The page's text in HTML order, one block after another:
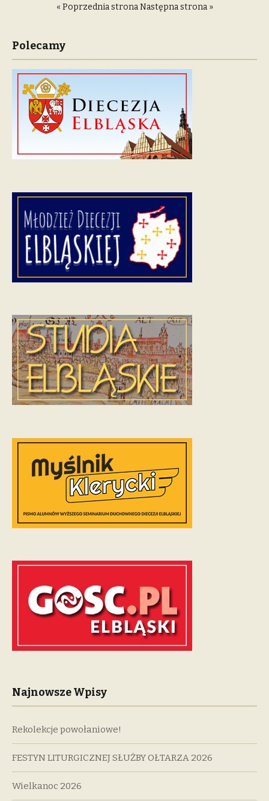
« Poprzednia strona Następna strona »
Polecamy
Najnowsze Wpisy
Rekolekcje powołaniowe!
FESTYN LITURGICZNEJ SŁUŻBY OŁTARZA 2026
Wielkanoc 2026